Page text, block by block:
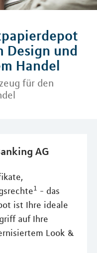
Design und
Handel
für den
AG
1 - das
ist Ihre ideale
auf Ihre
Look &